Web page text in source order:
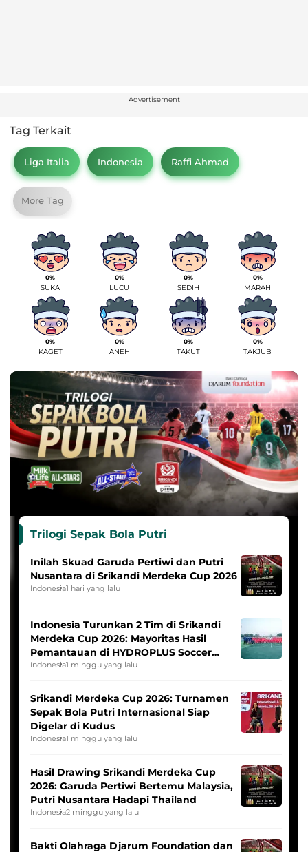
Advertisement
Tag Terkait
Liga Italia Indonesia Raffi Ahmad
More Tag
0%
SUKA
0%
LUCU
0%
SEDIH
0%
MARAH
0%
KAGET
0%
ANEH
0%
TAKUT
0%
TAKJUB
Trilogi Sepak Bola Putri
Inilah Skuad Garuda Pertiwi dan Putri
Nusantara di Srikandi Merdeka Cup 2026
Indonesia1 hari yang lalu
Indonesia Turunkan 2 Tim di Srikandi
Merdeka Cup 2026: Mayoritas Hasil
Pemantauan di HYDROPLUS Soccer
League
Indonesia1 minggu yang lalu
Srikandi Merdeka Cup 2026: Turnamen
Sepak Bola Putri Internasional Siap
Digelar di Kudus
Indonesia1 minggu yang lalu
Hasil Drawing Srikandi Merdeka Cup
2026: Garuda Pertiwi Bertemu Malaysia,
Putri Nusantara Hadapi Thailand
Indonesia2 minggu yang lalu
Bakti Olahraga Djarum Foundation dan